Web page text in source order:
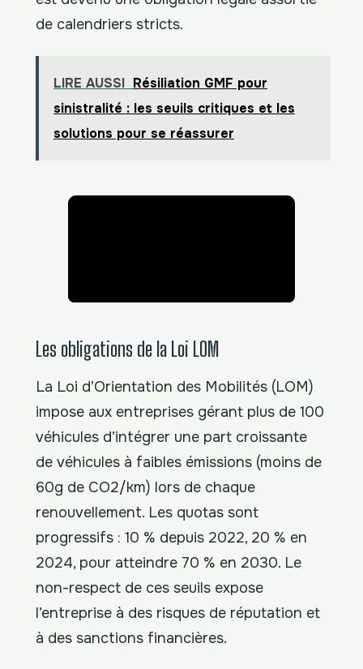
de calendriers stricts.
LIRE AUSSI Résiliation GMF pour
sinistralité : les seuils critiques et les
solutions pour se réassurer
Les obligations de la Loi LOM
La Loi d’Orientation des Mobilités (LOM)
impose aux entreprises gérant plus de 100
véhicules d’intégrer une part croissante
de véhicules à faibles émissions (moins de
60g de CO2/km) lors de chaque
renouvellement. Les quotas sont
progressifs : 10 % depuis 2022, 20 % en
2024, pour atteindre 70 % en 2030. Le
non-respect de ces seuils expose
l’entreprise à des risques de réputation et
à des sanctions financières.